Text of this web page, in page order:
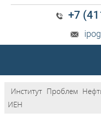
+7
Институт Проблем
ИЕН